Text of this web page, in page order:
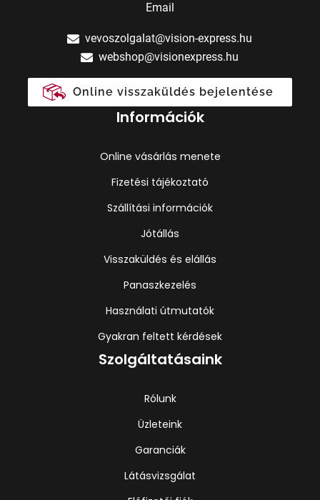
Email
vevoszolgalat@vision-express.hu
webshop@visionexpress.hu
Online visszaküldés bejelentése
Információk
Online vásárlás menete
Fizetési tájékoztató
Szállítási információk
Jótállás
Visszaküldés és elállás
Panaszkezelés
Használati útmutatók
Gyakran feltett kérdések
Szolgáltatásaink
Rólunk
Üzleteink
Garanciák
Látásvizsgálat